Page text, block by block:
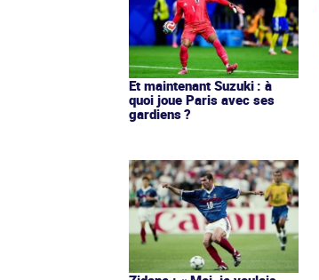
Et maintenant Suzuki : à
quoi joue Paris avec ses
gardiens ?